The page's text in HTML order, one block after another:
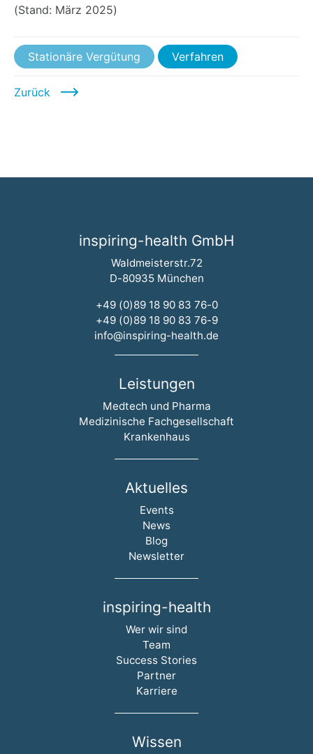
(Stand: März 2025)
Stationäre Vergütung Verfahren
Zurück
inspiring-health GmbH
Waldmeisterstr.72
D-80935 München
+49 (0)89 18 90 83 76-0
+49 (0)89 18 90 83 76-9
info@inspiring-health.de
Leistungen
Navigation überspringen
Medtech und Pharma
Medizinische Fachgesellschaft
Krankenhaus
Aktuelles
Navigation überspringen
Events
News
Blog
Newsletter
inspiring-health
Navigation überspringen
Wer wir sind
Team
Success Stories
Partner
Karriere
Wissen